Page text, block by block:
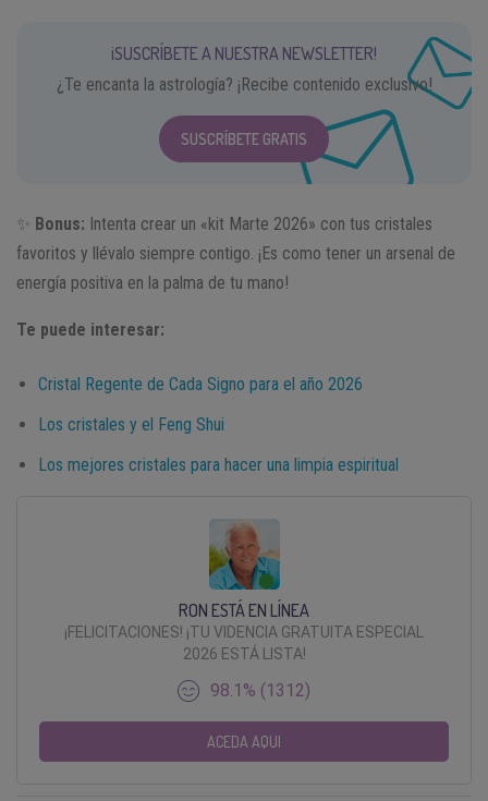
¡SUSCRÍBETE A NUESTRA NEWSLETTER!
¿Te encanta la astrología? ¡Recibe contenido exclusivo!
SUSCRÍBETE GRATIS
✨ Bonus: Intenta crear un «kit Marte 2026» con tus cristales
favoritos y llévalo siempre contigo. ¡Es como tener un arsenal de
energía positiva en la palma de tu mano!
Te puede interesar:
Cristal Regente de Cada Signo para el año 2026
Los cristales y el Feng Shui
Los mejores cristales para hacer una limpia espiritual
RON ESTÁ EN LÍNEA
¡FELICITACIONES! ¡TU VIDENCIA GRATUITA ESPECIAL
2026 ESTÁ LISTA!
98.1% (1312)
ACEDA AQUI